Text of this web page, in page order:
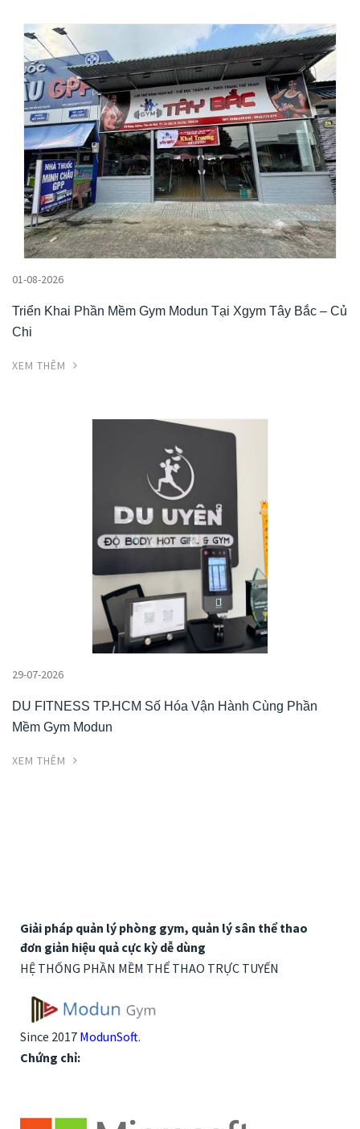
01-08-2026
Triển Khai Phần Mềm Gym Modun Tại Xgym Tây Bắc – Củ
Chi
XEM THÊM
29-07-2026
DU FITNESS TP.HCM Số Hóa Vận Hành Cùng Phần
Mềm Gym Modun
XEM THÊM
Giải pháp quản lý phòng gym, quản lý sân thể thao
đơn giản hiệu quả cực kỳ dễ dùng
HỆ THỐNG PHẦN MỀM THỂ THAO TRỰC TUYẾN
Since 2017 ModunSoft.
Chứng chỉ: